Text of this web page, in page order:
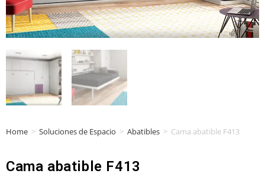
Home > Soluciones de Espacio > Abatibles > Cama abatible F413
Cama abatible F413